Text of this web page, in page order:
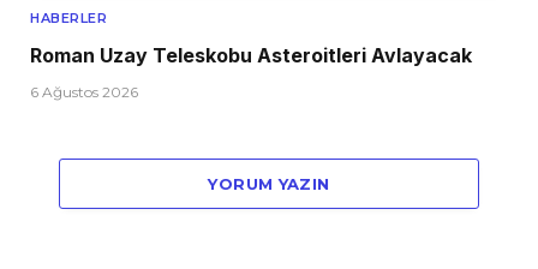
HABERLER
Roman Uzay Teleskobu Asteroitleri Avlayacak
6 Ağustos 2026
YORUM YAZIN